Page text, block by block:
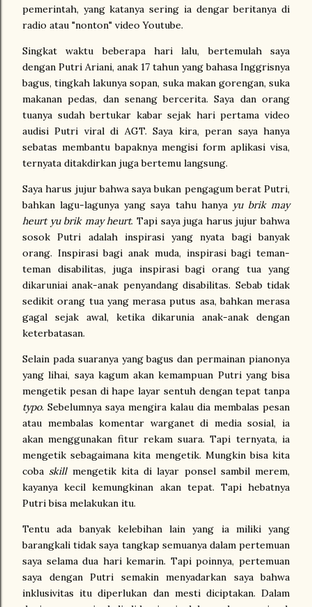
pemerintah, yang katanya sering ia dengar beritanya di
radio atau "nonton" video Youtube.
Singkat waktu beberapa hari lalu, bertemulah saya
dengan Putri Ariani, anak 17 tahun yang bahasa Inggrisnya
bagus, tingkah lakunya sopan, suka makan gorengan, suka
makanan pedas, dan senang bercerita. Saya dan orang
tuanya sudah bertukar kabar sejak hari pertama video
audisi Putri viral di AGT. Saya kira, peran saya hanya
sebatas membantu bapaknya mengisi form aplikasi visa,
ternyata ditakdirkan juga bertemu langsung.
Saya harus jujur bahwa saya bukan pengagum berat Putri,
bahkan lagu-lagunya yang saya tahu hanya yu brik may
heurt yu brik may heurt. Tapi saya juga harus jujur bahwa
sosok Putri adalah inspirasi yang nyata bagi banyak
orang. Inspirasi bagi anak muda, inspirasi bagi teman-
teman disabilitas, juga inspirasi bagi orang tua yang
dikaruniai anak-anak penyandang disabilitas. Sebab tidak
sedikit orang tua yang merasa putus asa, bahkan merasa
gagal sejak awal, ketika dikarunia anak-anak dengan
keterbatasan.
Selain pada suaranya yang bagus dan permainan pianonya
yang lihai, saya kagum akan kemampuan Putri yang bisa
mengetik pesan di hape layar sentuh dengan tepat tanpa
typo. Sebelumnya saya mengira kalau dia membalas pesan
atau membalas komentar warganet di media sosial, ia
akan menggunakan fitur rekam suara. Tapi ternyata, ia
mengetik sebagaimana kita mengetik. Mungkin bisa kita
coba skill mengetik kita di layar ponsel sambil merem,
kayanya kecil kemungkinan akan tepat. Tapi hebatnya
Putri bisa melakukan itu.
Tentu ada banyak kelebihan lain yang ia miliki yang
barangkali tidak saya tangkap semuanya dalam pertemuan
saya selama dua hari kemarin. Tapi poinnya, pertemuan
saya dengan Putri semakin menyadarkan saya bahwa
inklusivitas itu diperlukan dan mesti diciptakan. Dalam